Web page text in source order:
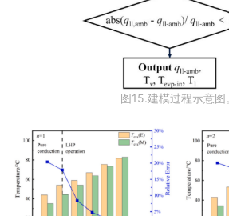
图15.建模过程示意图